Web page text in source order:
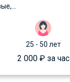
25 - 50 лет
2 000 ₽ за час